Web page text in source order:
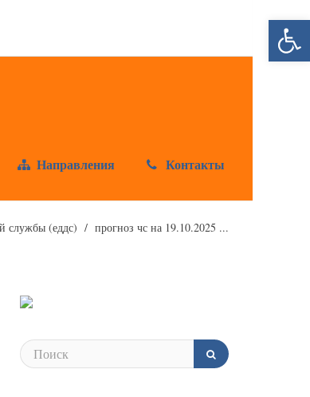
Направления Контакты
службы (еддс) прогноз чс на 19.10.2025 ...